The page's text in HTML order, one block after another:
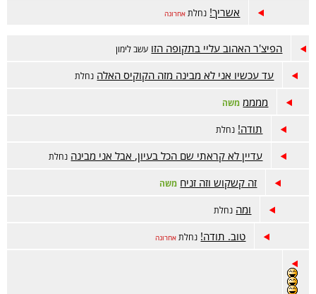
אשריך! נחלת אחרונה
הפיצ'ר האהוב עליי בתקופה הזו עשב לימון
עד עכשיו אני לא מבינה מזה הקוקיס האלה נחלת
ממממ משה
תודה! נחלת
עדיין לא קראתי שם הכל בעיון, אבל אני מבינה נחלת
זה קשקוש וזה זניח משה
ומה נחלת
טוב. תודה! נחלת אחרונה